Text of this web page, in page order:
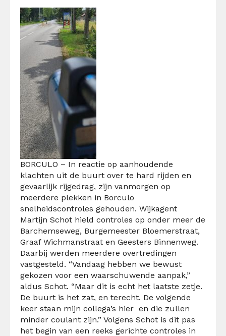
BORCULO – In reactie op aanhoudende
klachten uit de buurt over te hard rijden en
gevaarlijk rijgedrag, zijn vanmorgen op
meerdere plekken in Borculo
snelheidscontroles gehouden. Wijkagent
Martijn Schot hield controles op onder meer de
Barchemseweg, Burgemeester Bloemerstraat,
Graaf Wichmanstraat en Geesters Binnenweg.
Daarbij werden meerdere overtredingen
vastgesteld. “Vandaag hebben we bewust
gekozen voor een waarschuwende aanpak,”
aldus Schot. “Maar dit is echt het laatste zetje.
De buurt is het zat, en terecht. De volgende
keer staan mijn collega’s hier en die zullen
minder coulant zijn.” Volgens Schot is dit pas
het begin van een reeks gerichte controles in